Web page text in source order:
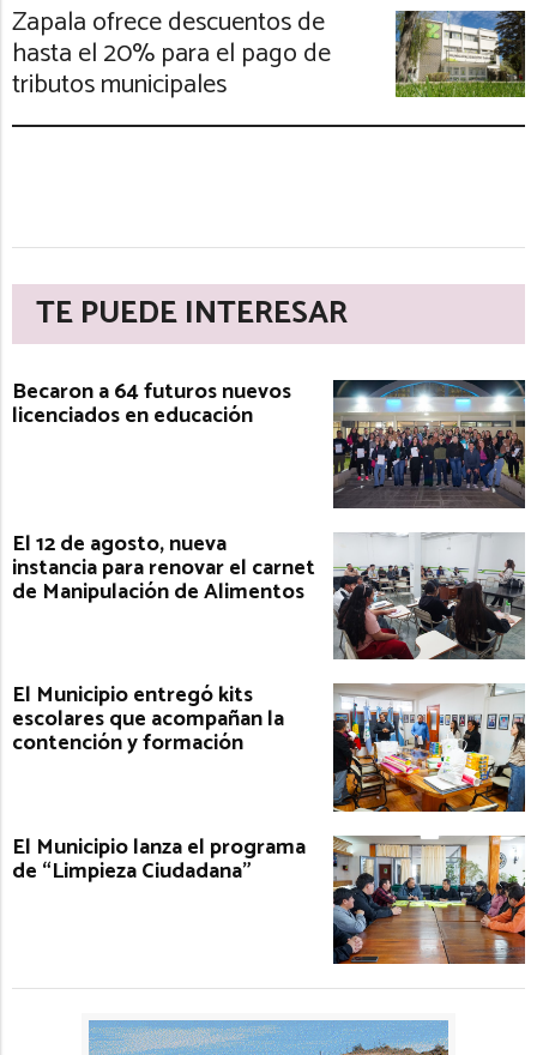
Zapala ofrece descuentos de
hasta el 20% para el pago de
tributos municipales
TE PUEDE INTERESAR
Becaron a 64 futuros nuevos
licenciados en educación
El 12 de agosto, nueva
instancia para renovar el carnet
de Manipulación de Alimentos
El Municipio entregó kits
escolares que acompañan la
contención y formación
El Municipio lanza el programa
de “Limpieza Ciudadana”